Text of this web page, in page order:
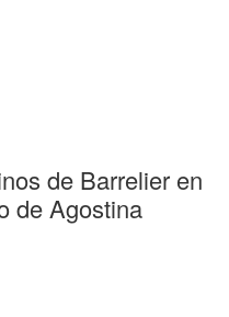
de Barrelier en
de Agostina